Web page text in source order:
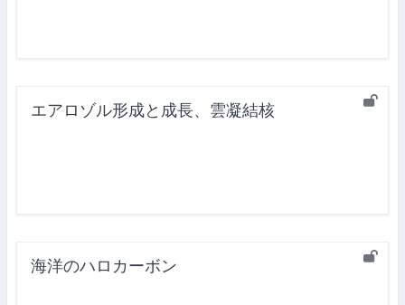
エアロゾル形成と成長、雲凝結核
海洋のハロカーボン